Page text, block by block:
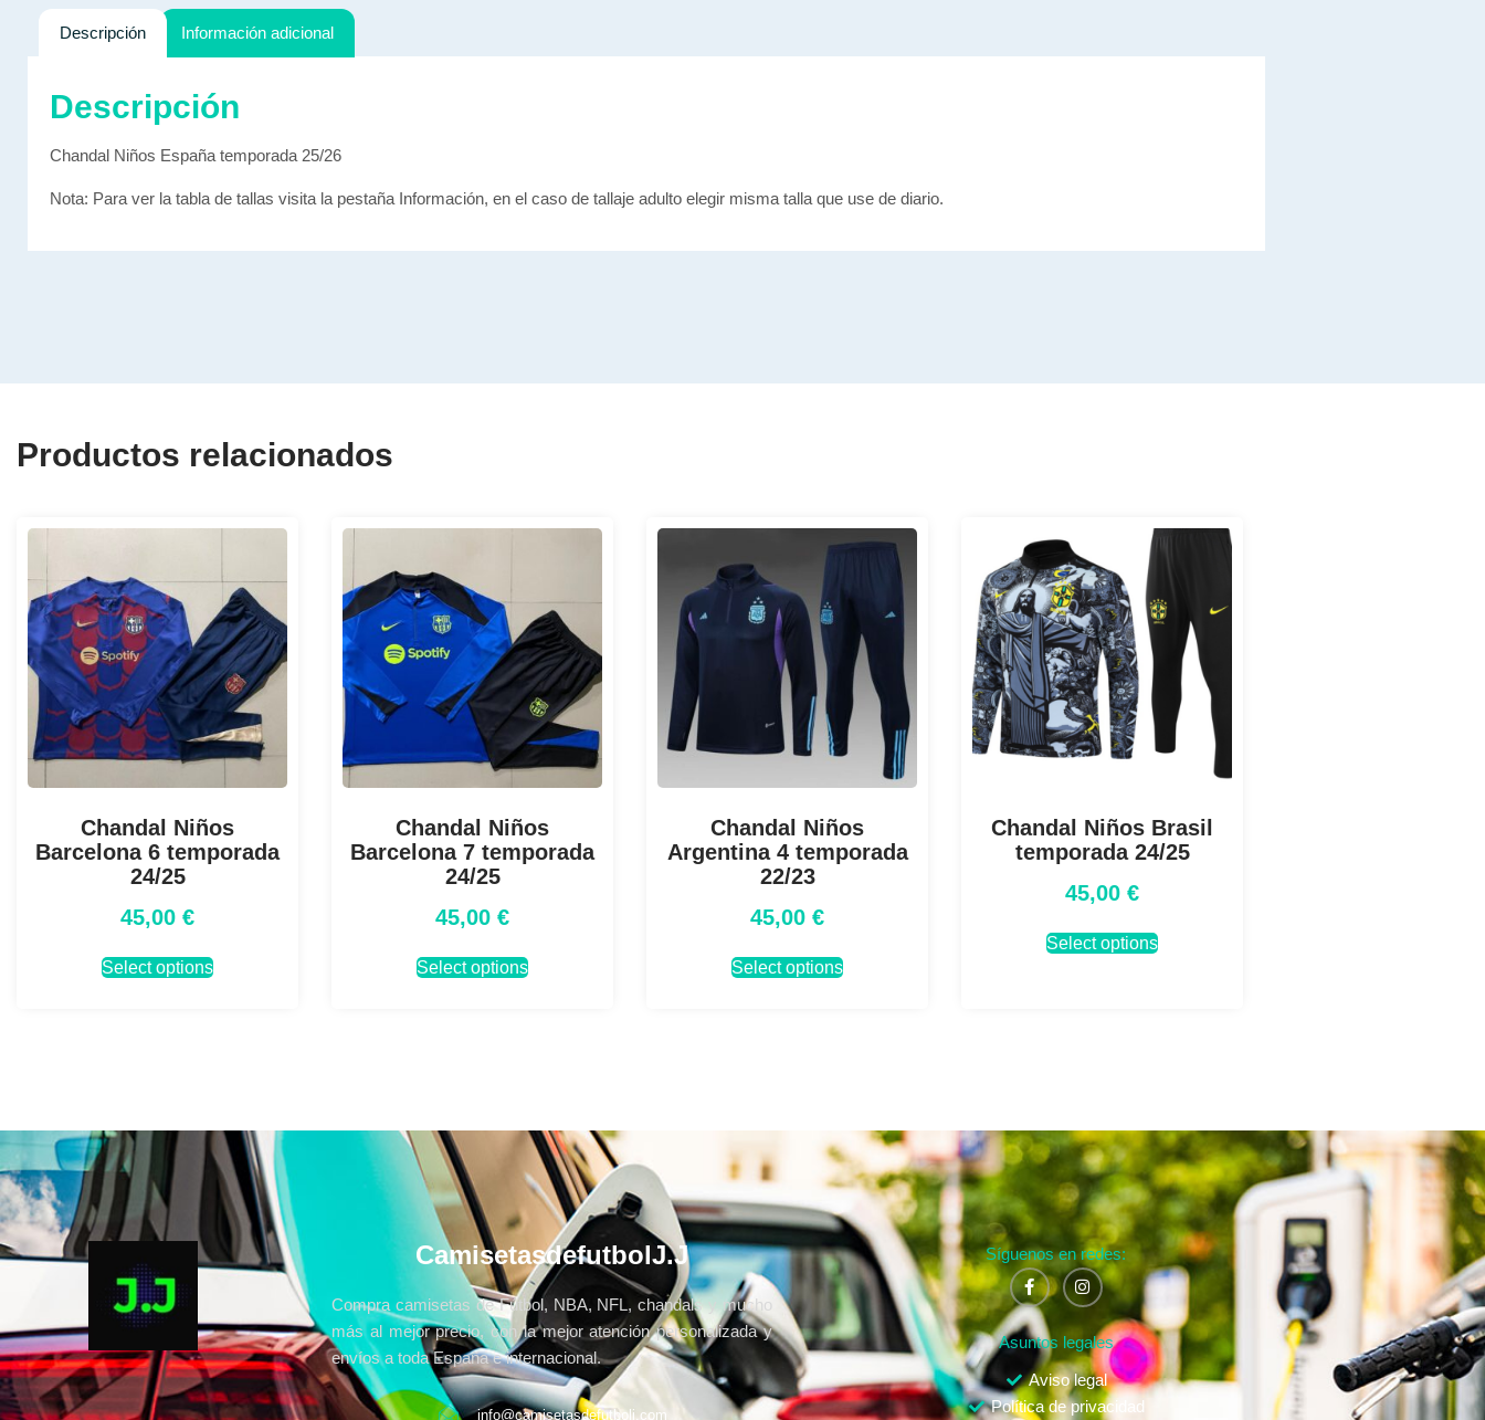
Descripción Información adicional
Descripción
Chandal Niños España temporada 25/26
Nota: Para ver la tabla de tallas visita la pestaña Información, en el caso de tallaje adulto elegir misma talla que use de diario.
Productos relacionados
Chandal Niños
Barcelona 6 temporada
24/25
45,00 €
Select options
Chandal Niños
Barcelona 7 temporada
24/25
45,00 €
Select options
Chandal Niños
Argentina 4 temporada
22/23
45,00 €
Select options
Chandal Niños Brasil
temporada 24/25
45,00 €
Select options
CamisetasdefutbolJ.J
Compra camisetas de Fútbol, NBA, NFL, chandals y mucho
más al mejor precio, con la mejor atención personalizada y
envíos a toda España e internacional.
info@camisetasdefutbolj.com
Síguenos en redes:
Asuntos legales
Aviso legal
Política de privacidad